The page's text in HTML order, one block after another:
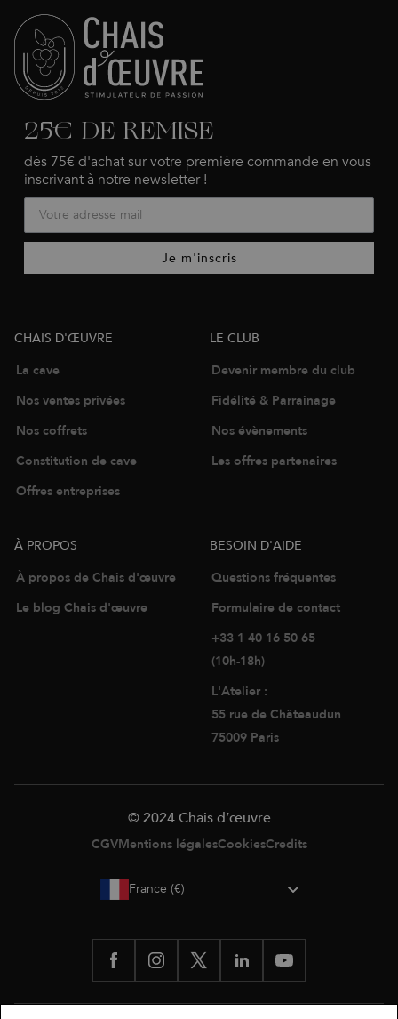
25€ DE REMISE
dès 75€ d'achat sur votre première commande en vous
inscrivant à notre newsletter !
Je m'inscris
CHAIS D'ŒUVRE
La cave
Nos ventes privées
Nos coffrets
Constitution de cave
Offres entreprises
LE CLUB
Devenir membre du club
Fidélité & Parrainage
Nos évènements
Les offres partenaires
À PROPOS
À propos de Chais d'œuvre
Le blog Chais d'œuvre
BESOIN D'AIDE
Questions fréquentes
Formulaire de contact
+33 1 40 16 50 65
(10h-18h)
L'Atelier :
55 rue de Châteaudun
75009 Paris
© 2024 Chais d’œuvre
CGVMentions légalesCookiesCredits
France (€)